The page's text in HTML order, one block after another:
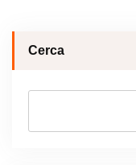
Cerca